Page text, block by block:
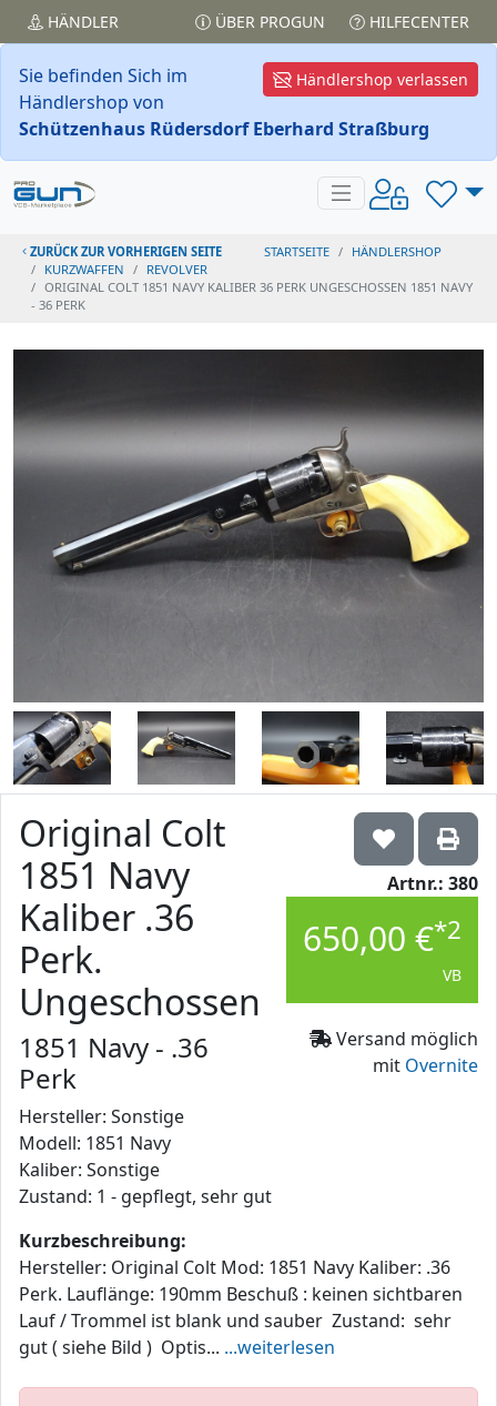
HÄNDLER ÜBER PROGUN HILFECENTER
Händlershop verlassen
Sie befinden Sich im
Händlershop von
Schützenhaus Rüdersdorf Eberhard Straßburg
ZURÜCK ZUR VORHERIGEN SEITE STARTSEITE
HÄNDLERSHOP
KURZWAFFEN
REVOLVER
ORIGINAL COLT 1851 NAVY KALIBER 36 PERK UNGESCHOSSEN 1851 NAVY
- 36 PERK
Artnr.: 380
650,00 €*2
VB
Versand möglich
mit Overnite
Original Colt
1851 Navy
Kaliber .36
Perk.
Ungeschossen
1851 Navy - .36
Perk
Hersteller: Sonstige
Modell: 1851 Navy
Kaliber: Sonstige
Zustand: 1 - gepflegt, sehr gut
Kurzbeschreibung:
Hersteller: Original Colt Mod: 1851 Navy Kaliber: .36
Perk. Lauflänge: 190mm Beschuß : keinen sichtbaren
Lauf / Trommel ist blank und sauber Zustand: sehr
gut ( siehe Bild ) Optis... ...weiterlesen